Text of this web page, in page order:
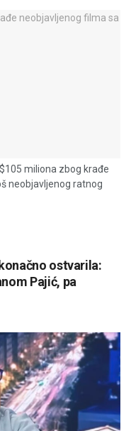
miliona zbog krađe
neobjavljenog ratnog
ostvarila:
Pajić, pa